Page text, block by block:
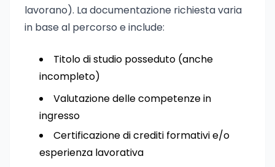
lavorano). La documentazione richiesta varia
in base al percorso e include:
Titolo di studio posseduto (anche
incompleto)
Valutazione delle competenze in
ingresso
Certificazione di crediti formativi e/o
esperienza lavorativa